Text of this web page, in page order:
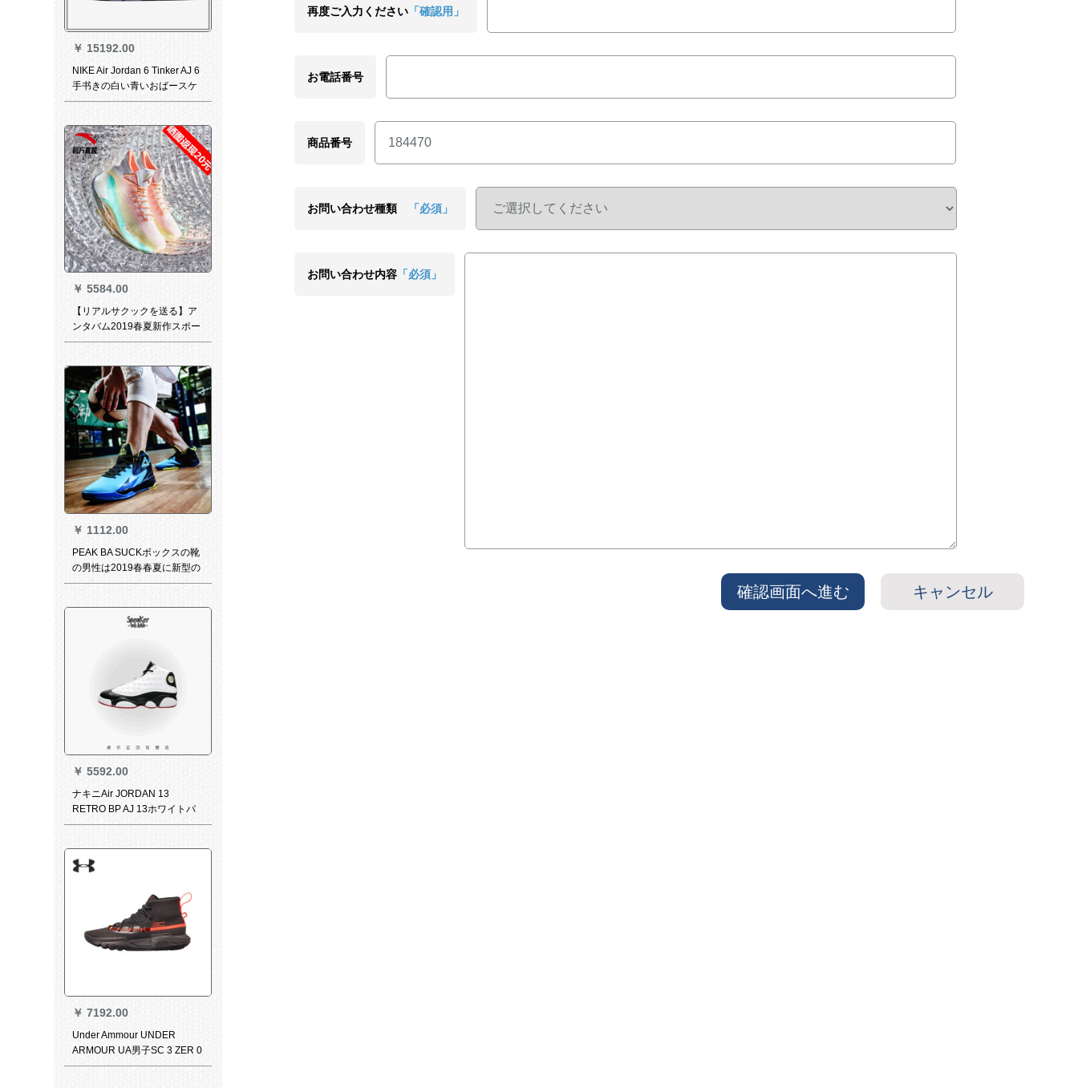
￥ 15192.00
NIKE Air Jordan 6 Tinker AJ 6
手书きの白い青いおばースケ
36
￥ 5584.00
【リアルサクックを送る】ア
ンタバム2019春夏新作スポー
ツツカナイル男性公式サイト
￥ 1112.00
PEAK BA SUCKボックスの靴
の男性は2019春春夏に新型の
滑り止めが効果的になった。
学生のスニエールのネトの面
を暖かくして空気を通しま
￥ 5592.00
ナキニAir JORDAN 13
RETRO BP AJ 13ホワイトパ
ンダの中の子供用のバークボ
￥ 7192.00
Under Ammour UNDER
ARMOUR UA男子SC 3 ZER 0
IIバースケツ-3020613黒002
再度ご入力ください 「確認用」
お電話番号
商品番号
お問い合わせ種類 「必須」
お問い合わせ内容 「必須」
キャンセル
確認画面へ進む